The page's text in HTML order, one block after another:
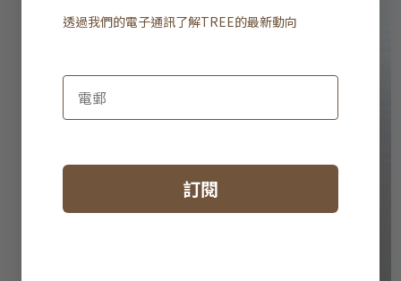
透過我們的電子通訊了解TREE的最新動向
訂閱